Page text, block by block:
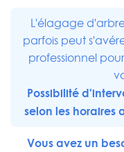
L'élagage
parfois peut
professionnel
Possibilité
selon les horaires
Vous avez un